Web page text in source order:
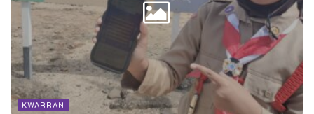
KWARRAN